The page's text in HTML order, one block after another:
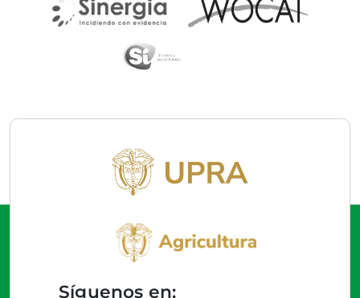
Síguenos en: